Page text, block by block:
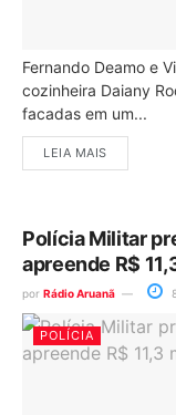
Fernando Deamo e
cozinheira Daiany
facadas em um...
LEIA MAIS
Polícia Militar
apreende R$
por Rádio Aruanã
POLÍCIA